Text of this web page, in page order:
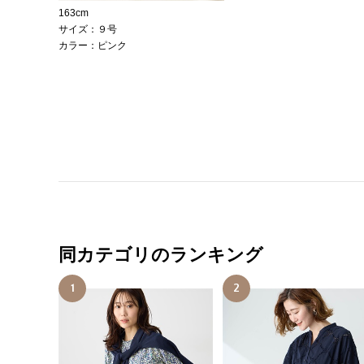
163cm
サイズ：９号
カラー：ピンク
同カテゴリのランキング
1 2